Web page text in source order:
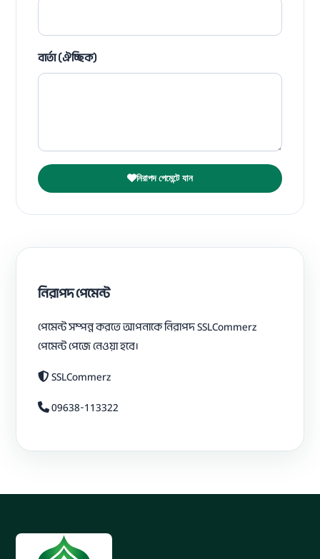
বার্তা (ঐচ্ছিক)
নিরাপদ পেমেন্টে যান
নিরাপদ পেমেন্ট
পেমেন্ট সম্পন্ন করতে আপনাকে নিরাপদ SSLCommerz
পেমেন্ট পেজে নেওয়া হবে।
SSLCommerz
09638-113322